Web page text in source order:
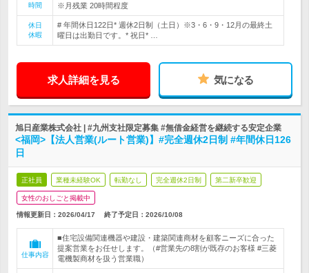
時間
※月残業 20時間程度
休日
休暇
# 年間休日122日* 週休2日制（土日）※3・6・9・12月の最終土
曜日は出勤日です。* 祝日* …
求人詳細を見る 気になる
旭日産業株式会社 | #九州支社限定募集 #無借金経営を継続する安定企業
<福岡>【法人営業(ルート営業)】#完全週休2日制 #年間休日126
日
正社員 業種未経験OK 転勤なし 完全週休2日制 第二新卒歓迎
女性のおしごと掲載中
情報更新日：2026/04/17 終了予定日： 2026/10/08
仕事内容
■住宅設備関連機器や建設・建築関連商材を顧客ニーズに合った
提案営業をお任せします。（#営業先の8割が既存のお客様 #三菱
電機製商材を扱う営業職）